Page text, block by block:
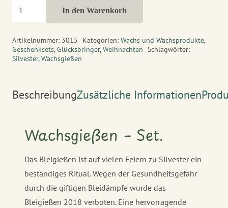
Wachsgießen-
In den Warenkorb
Artikelnummer: 3015 Kategorien: Wachs und Wachsprodukte,
Geschenksets,Glücksbringer,Weihnachten Schlagwörter:
Silvester,Wachsgießen
BeschreibungZusätzliche Informationen
Wachsgießen – Set.
Das Bleigießen ist auf vielen Feiern zu Silvester ein
beständiges Ritual. Wegen der Gesundheitsgefahr
durch die giftigen Bleidämpfe wurde das
Bleigießen 2018 verboten. Eine hervorragende